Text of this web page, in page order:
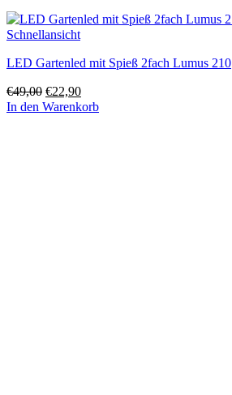
Schnellansicht
LED Gartenled mit Spieß 2fach Lumus 210
€49,00 Ursprünglicher
Preis
€22,90Aktueller
Preis
In den Warenkorb